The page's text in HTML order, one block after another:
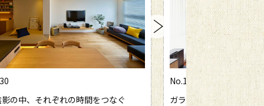
の中、それぞれの時間をつなぐ
No.1027
ガラス間仕切りで叶え